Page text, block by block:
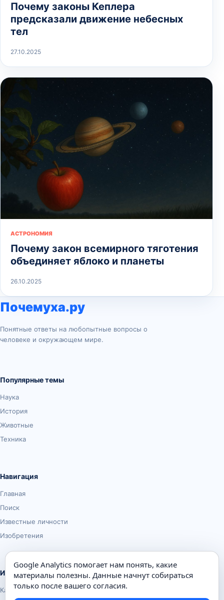
Почему законы Кеплера
предсказали движение небесных
тел
27.10.2025
АСТРОНОМИЯ
Почему закон всемирного тяготения
объединяет яблоко и планеты
26.10.2025
Почемуха.ру
Понятные ответы на любопытные вопросы о
человеке и окружающем мире.
Популярные темы
Наука
История
Животные
Техника
Навигация
Главная
Поиск
Известные личности
Изобретения
Информация
Карта сайта
Google Analytics помогает нам понять, какие
материалы полезны. Данные начнут собираться
только после вашего согласия.